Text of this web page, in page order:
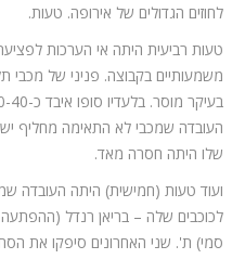
לחוזים הגדולים של אירופה. טעות.
טעות רביעית היתה אי הערכות
משמעותיים בקבוצה. פניני של מכבי
העובדה שמכבי לא התאימה מחליף
שלו היתה חסרה מאד.
ועוד טעות (חמישית) היתה העובדה
לכוכבים שלה – בריאן רנדל (ההפתעה
סמי) ת'. שני האחרונים סיפקו את